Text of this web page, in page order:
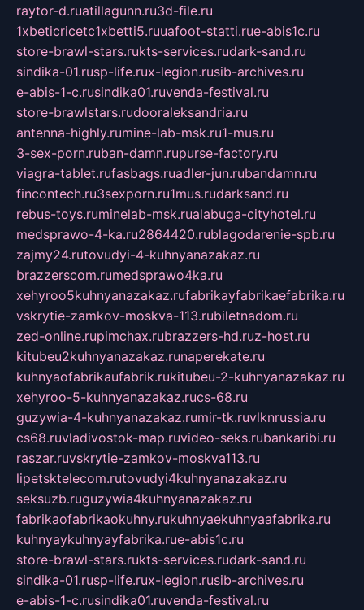
raytor-d.ruatillagunn.ru3d-file.ru
1xbeticricetc1xbetti5.ruuafoot-statti.rue-abis1c.ru
store-brawl-stars.rukts-services.rudark-sand.ru
sindika-01.rusp-life.rux-legion.rusib-archives.ru
e-abis-1-c.rusindika01.ruvenda-festival.ru
store-brawlstars.rudooraleksandria.ru
antenna-highly.rumine-lab-msk.ru1-mus.ru
3-sex-porn.ruban-damn.rupurse-factory.ru
viagra-tablet.rufasbags.ruadler-jun.rubandamn.ru
fincontech.ru3sexporn.ru1mus.rudarksand.ru
rebus-toys.ruminelab-msk.rualabuga-cityhotel.ru
medsprawo-4-ka.ru2864420.rublagodarenie-spb.ru
zajmy24.rutovudyi-4-kuhnyanazakaz.ru
brazzerscom.rumedsprawo4ka.ru
xehyroo5kuhnyanazakaz.rufabrikayfabrikaefabrika.ru
vskrytie-zamkov-moskva-113.rubiletnadom.ru
zed-online.rupimchax.rubrazzers-hd.ruz-host.ru
kitubeu2kuhnyanazakaz.runaperekate.ru
kuhnyaofabrikaufabrik.rukitubeu-2-kuhnyanazakaz.ru
xehyroo-5-kuhnyanazakaz.rucs-68.ru
guzywia-4-kuhnyanazakaz.rumir-tk.ruvlknrussia.ru
cs68.ruvladivostok-map.ruvideo-seks.rubankaribi.ru
raszar.ruvskrytie-zamkov-moskva113.ru
lipetsktelecom.rutovudyi4kuhnyanazakaz.ru
seksuzb.ruguzywia4kuhnyanazakaz.ru
fabrikaofabrikaokuhny.rukuhnyaekuhnyaafabrika.ru
kuhnyaykuhnyayfabrika.rue-abis1c.ru
store-brawl-stars.rukts-services.rudark-sand.ru
sindika-01.rusp-life.rux-legion.rusib-archives.ru
e-abis-1-c.rusindika01.ruvenda-festival.ru